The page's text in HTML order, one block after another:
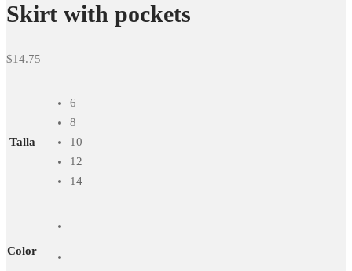
Skirt with pockets
$14.75
Talla
6
8
10
12
14
Color